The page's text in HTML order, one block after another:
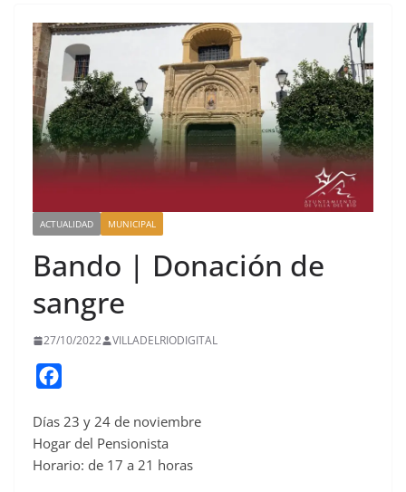
ACTUALIDAD MUNICIPAL
Bando | Donación de
sangre
27/10/2022 VILLADELRIODIGITAL
c
e
Días 23 y 24 de noviembre
Hogar del Pensionista
Horario: de 17 a 21 horas